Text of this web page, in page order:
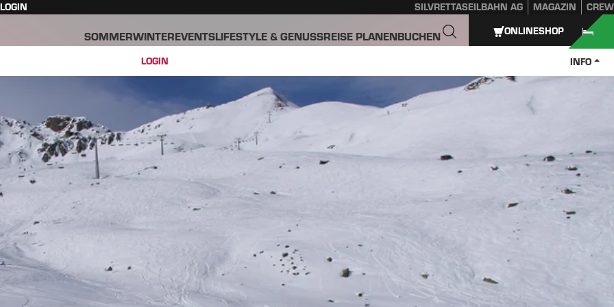
LOGIN SILVRETTASEILBAHN AG MAGAZIN CREW
SOMMERWINTEREVENTSLIFESTYLE & GENUSSREISE PLANENBUCHEN
LOGIN INFO
ONLINESHOP